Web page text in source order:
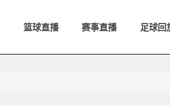
篮球直播 赛事直播 足球回